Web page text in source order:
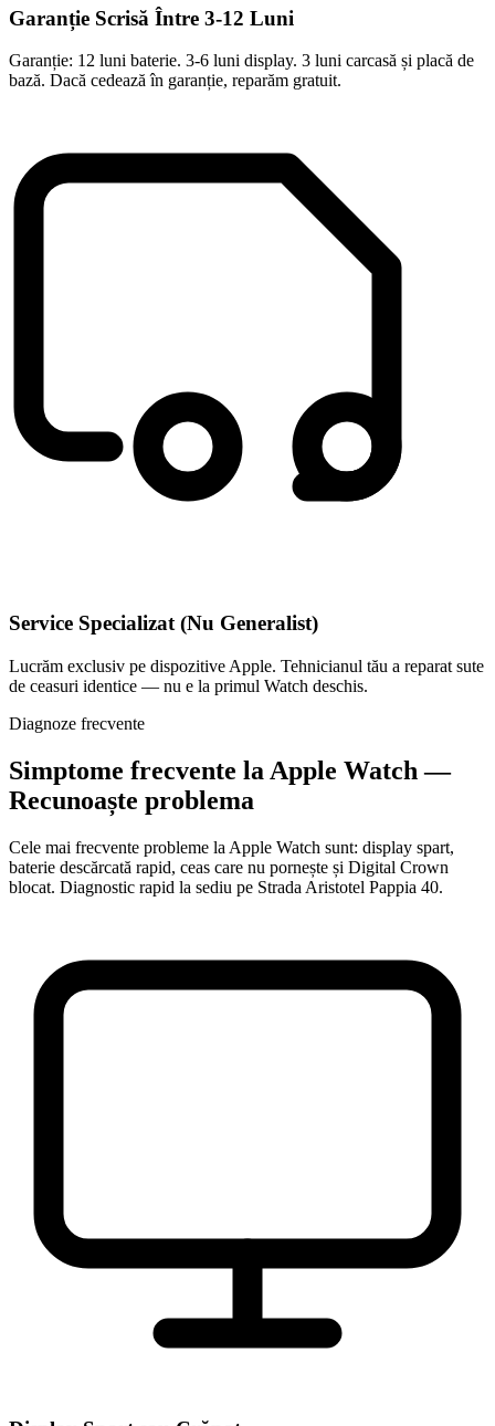
Garanție Scrisă Între 3-12 Luni
Garanție: 12 luni baterie. 3-6 luni display. 3 luni carcasă și placă de
bază. Dacă cedează în garanție, reparăm gratuit.
Service Specializat (Nu Generalist)
Lucrăm exclusiv pe dispozitive Apple. Tehnicianul tău a reparat sute
de ceasuri identice — nu e la primul Watch deschis.
Diagnoze frecvente
Simptome frecvente la Apple Watch —
Recunoaște problema
Cele mai frecvente probleme la Apple Watch sunt: display spart,
baterie descărcată rapid, ceas care nu pornește și Digital Crown
blocat. Diagnostic rapid la sediu pe Strada Aristotel Pappia 40.